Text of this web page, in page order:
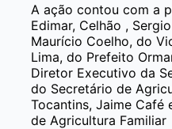
A ação contou com a
Edimar, Celhão ,
Maurício Coelho, do
Lima, do Prefeito
Diretor Executivo da
do Secretário de
Tocantins, Jaime Café
de Agricultura Familiar